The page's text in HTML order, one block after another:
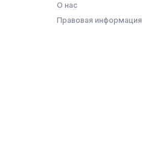
О нас
Правовая информация